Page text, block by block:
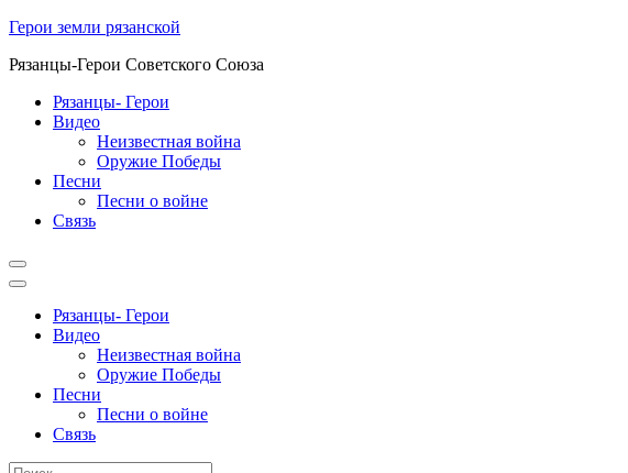
Перейти
содержимому
Герои земли рязанской
Рязанцы-Герои Советского Союза
Рязанцы- Герои
Видео
Неизвестная война
Оружие Победы
Песни
Песни о войне
Cвязь
Рязанцы- Герои
Видео
Неизвестная война
Оружие Победы
Песни
Песни о войне
Cвязь